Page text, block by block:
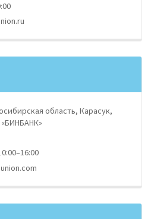
область, Карасук,